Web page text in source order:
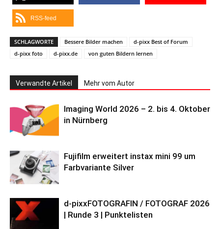
RSS-feed
SCHLAGWORTE Bessere Bilder machen
d-pixx Best of Forum
d-pixx foto
d-pixx.de von guten Bildern lernen
Verwandte Artikel Mehr vom Autor
Imaging World 2026 – 2. bis 4. Oktober
in Nürnberg
Fujifilm erweitert instax mini 99 um
Farbvariante Silver
d-pixxFOTOGRAFIN / FOTOGRAF 2026
| Runde 3 | Punktelisten